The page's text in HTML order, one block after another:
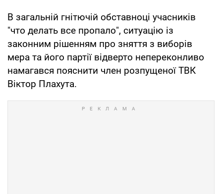
В загальній гнітючій обставноці учасників
"что делать все пропало", ситуацію із
законним рішенням про зняття з виборів
мера та його партії відверто непереконливо
намагався пояснити член розпущеної ТВК
Віктор Плахута.